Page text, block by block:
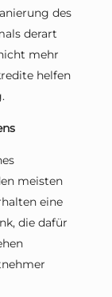
des
derart
mehr
helfen
meisten
eine
die dafür